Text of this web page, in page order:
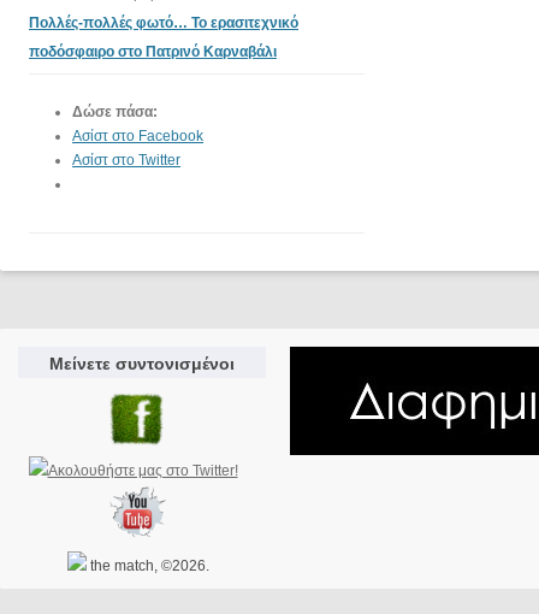
Πολλές-πολλές φωτό… Το ερασιτεχνικό
ποδόσφαιρο στο Πατρινό Καρναβάλι
Δώσε πάσα:
Ασίστ στο Facebook
Ασίστ στο Twitter
Μείνετε συντονισμένοι
the match, ©2026.